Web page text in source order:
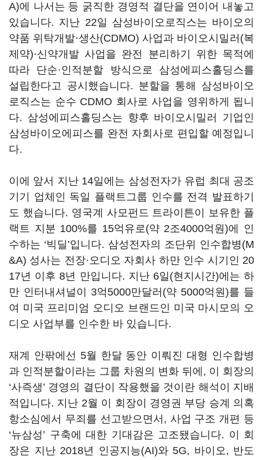
A)에 나서는 등 굵직한 경영적 결단을 연이어 내놓고
있습니다. 지난 22일 삼성바이오로직스는 바이오의
약품 위탁개발·생산(CDMO) 사업과 바이오시밀러 (복
제약)·신약개발 사업을 완전 분리하기 위한 목적에
따라 단순·인적분할 방식으로 삼성에피스홀딩스를
설립한다고 공시했습니다. 분할을 통해 삼성바이오
로직스는 순수 CDMO 회사로 사업을 영위하게 됩니
다. 삼성에피스홀딩스는 향후 바이오시밀러 기업인
삼성바이오에피스를 완전 자회사로 편입할 예정입니
다.
이에 앞서 지난 14일에는 삼성전자가 유럽 최대 공조
기기 업체인 독일 플랙트그룹 인수를 전격 발표하기
도 했습니다. 영국계 사모펀드 트라이튼이 보유한 플
랙트 지분 100%를 15억유로(약2조4000억원)에 인
수하는 ‘빅딜’입니다. 삼성전자의 조단위 인수합병(M
&A) 성사는 전장·오디오 자회사 하만 인수 시기인 20
17년 이후8년 만입니다. 지난 6일(현지시간)에는 하
만 인터내셔널이 3억5000만달러 (약 5000억원)를 들
여 미국 프리미엄 오디오 브랜드인 미국 마시모의 오
디오 사업부를 인수한 바 있습니다.
재계 안팎에선 5월 한달 동안 이뤄진 대형 인수합병
과 인적분할이라는 그룹 차원의 변화 뒤에, 이 회장의
‘사즉생’ 경영의 결단이 작용했을 것이란 해석이 지배
적입니다. 지난 2월 이 회장이 경영권 부당 승계 의혹
항소심에서 무죄를 선고받으면서, 사업 구조 개편 등
‘뉴삼성’ 구축에 대한 기대감은 고조됐습니다. 이 회
장은 지난 2018년 인공지능(AI)와 5G, 바이오, 반도